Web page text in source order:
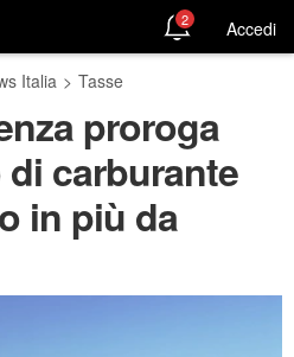
2 Accedi
Italia > Tasse
proroga
carburante
in più da